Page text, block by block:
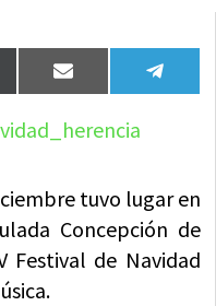
Compartir
en
Email
en
tuvo lugar en
Concepción de
Festival de Navidad